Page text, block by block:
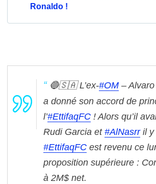
Ronaldo !
🔵🇸🇦 L’ex-#OM – Alvaro
a donné son accord de
l’#EttifaqFC ! Alors qu’il
Rudi Garcia et #AlNasrril y
#EttifaqFC est revenu ce
proposition supérieure :
à 2M$ net.